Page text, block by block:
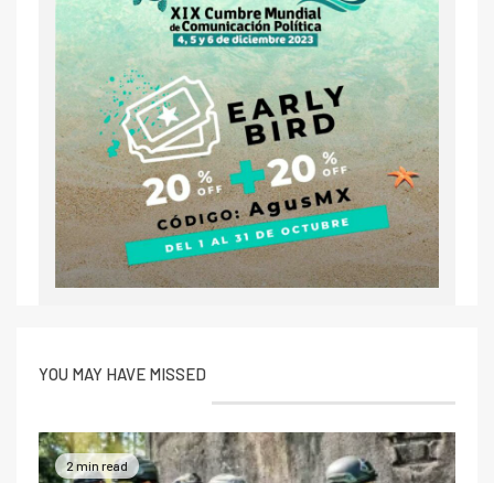
YOU MAY HAVE MISSED
2 min read